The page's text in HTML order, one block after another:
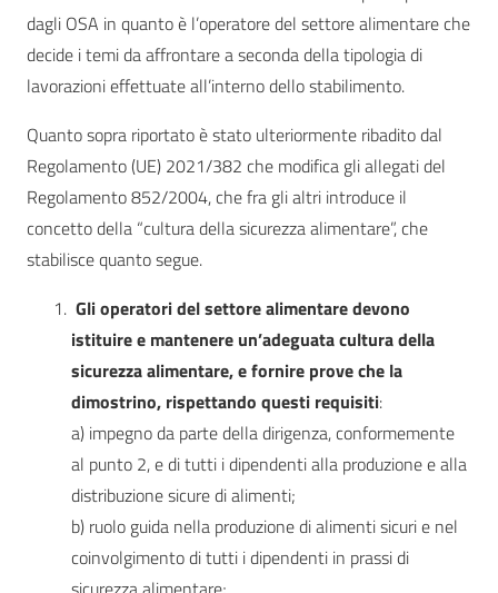
dagli OSA in quanto è l’operatore del settore alimentare che
decide i temi da affrontare a seconda della tipologia di
lavorazioni effettuate all’interno dello stabilimento.
Quanto sopra riportato è stato ulteriormente ribadito dal
Regolamento (UE) 2021/382 che modifica gli allegati del
Regolamento 852/2004, che fra gli altri introduce il
concetto della “cultura della sicurezza alimentare”, che
stabilisce quanto segue.
Gli operatori del settore alimentare devono
istituire e mantenere un’adeguata cultura della
sicurezza alimentare, e fornire prove che la
dimostrino, rispettando questi requisiti:
a) impegno da parte della dirigenza, conformemente
al punto 2, e di tutti i dipendenti alla produzione e alla
distribuzione sicure di alimenti;
b) ruolo guida nella produzione di alimenti sicuri e nel
coinvolgimento di tutti i dipendenti in prassi di